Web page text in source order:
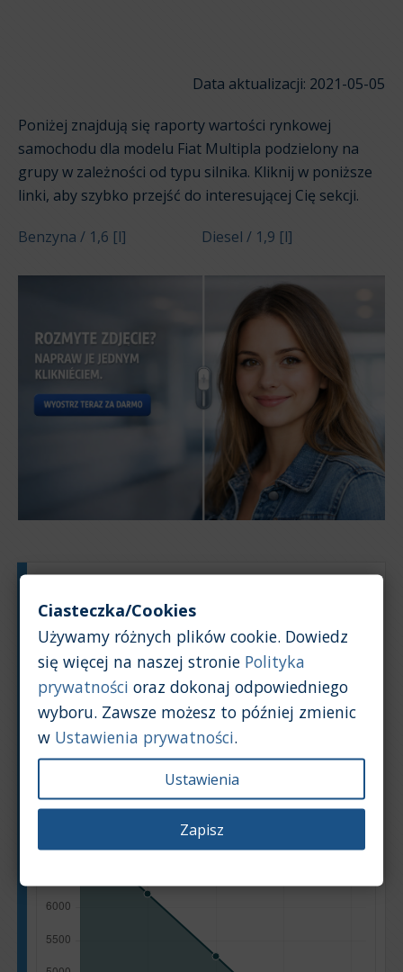
Data aktualizacji: 2021-05-05
Poniżej znajdują się raporty wartości rynkowej
samochodu dla modelu Fiat Multipla podzielony na
grupy w zależności od typu silnika. Kliknij w poniższe
linki, aby szybko przejść do interesującej Cię sekcji.
Benzyna / 1,6 [l] Diesel / 1,9 [l]
Pojemność silnika:1,6
Na podstawie: 10 ogłoszeń
Powrót na górę
Wykres Tabela
Ciasteczka/Cookies
Używamy różnych plików cookie. Dowiedz
się więcej na naszej stronie Polityka
prywatności oraz dokonaj odpowiedniego
wyboru. Zawsze możesz to później zmienic
w Ustawienia prywatności.
Ustawienia
Zapisz